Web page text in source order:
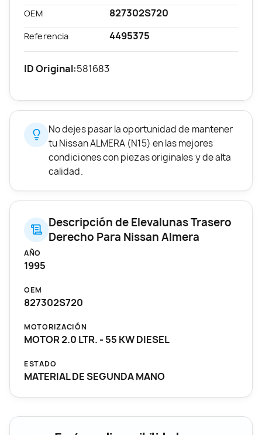
OEM 827302S720
Referencia 4495375
ID Original:581683
No dejes pasar la oportunidad de mantener
tu Nissan ALMERA (N15) en las mejores
condiciones con piezas originales y de alta
calidad.
Descripción de Elevalunas Trasero
Derecho Para Nissan Almera
AÑO
1995
OEM
827302S720
MOTORIZACIÓN
MOTOR 2.0 LTR. - 55 KW DIESEL
ESTADO
MATERIAL DE SEGUNDA MANO